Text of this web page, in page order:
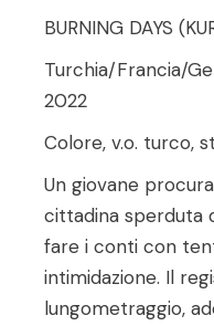
BURNING DAYS
Turchia/Francia/
2022
Colore, v.o. turco,
Un giovane
cittadina sperduta
fare i conti con
intimidazione. Il
lungometraggio,